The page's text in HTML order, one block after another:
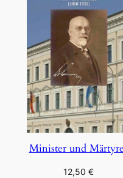
Minister und
12,50 €